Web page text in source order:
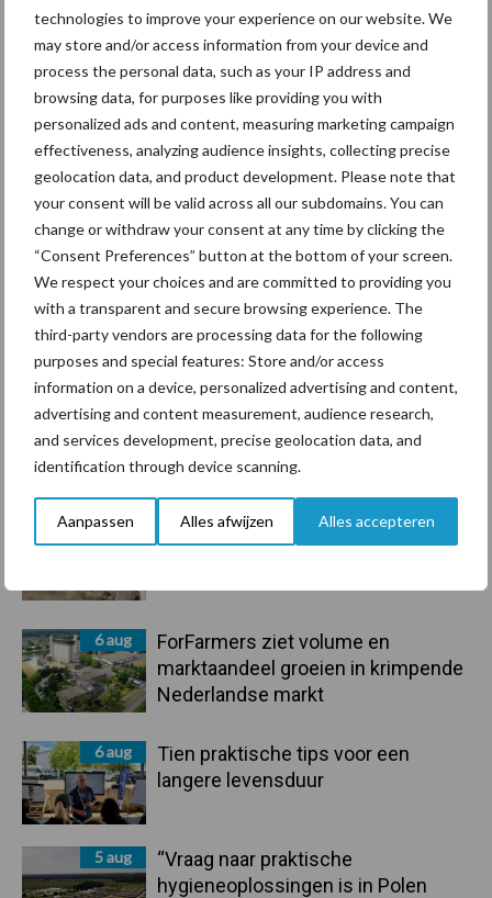
technologies to improve your experience on our website. We
may store and/or access information from your device and
process the personal data, such as your IP address and
browsing data, for purposes like providing you with
personalized ads and content, measuring marketing campaign
effectiveness, analyzing audience insights, collecting precise
geolocation data, and product development. Please note that
your consent will be valid across all our subdomains. You can
change or withdraw your consent at any time by clicking the
“Consent Preferences” button at the bottom of your screen.
We respect your choices and are committed to providing you
with a transparent and secure browsing experience. The
third-party vendors are processing data for the following
purposes and special features: Store and/or access
information on a device, personalized advertising and content,
advertising and content measurement, audience research,
and services development, precise geolocation data, and
identification through device scanning.
Aanpassen Alles afwijzen Alles accepteren
Primaire
Sidebar
Recent nieuws Partner nieuws
7 aug
Grondstoffenmarkt blijft grillig:
droogte en geopolitiek houden
handel in de greep
7 aug
De speenhuid: een vaak
6 aug
ForFarmers ziet volume en
marktaandeel groeien in krimpende
Nederlandse markt
6 aug
Tien praktische tips voor een
langere levensduur
5 aug
“Vraag naar praktische
hygieneoplossingen is in Polen
Mastitis Hittestress
Toon meer